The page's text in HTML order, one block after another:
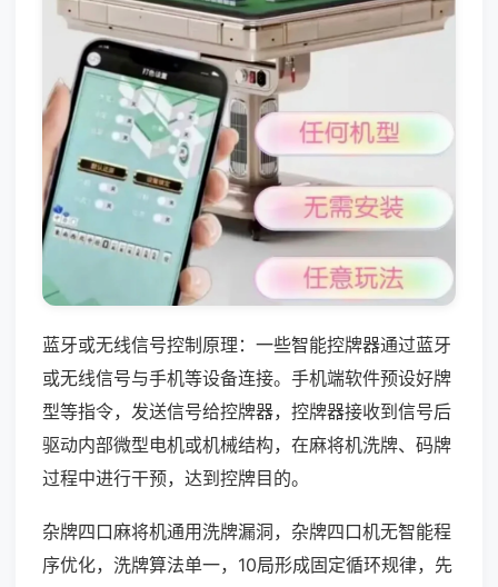
蓝牙或无线信号控制原理：一些智能控牌器通过蓝牙
或无线信号与手机等设备连接。手机端软件预设好牌
型等指令，发送信号给控牌器，控牌器接收到信号后
驱动内部微型电机或机械结构，在麻将机洗牌、码牌
过程中进行干预，达到控牌目的。
杂牌四口麻将机通用洗牌漏洞，杂牌四口机无智能程
序优化，洗牌算法单一，10局形成固定循环规律，先